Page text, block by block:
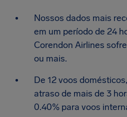
Nossos dados mais
em um período de 24
Corendon Airlines
ou mais.
De 12 voos
atraso de mais de 3
0.40% para voos